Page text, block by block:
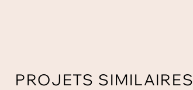
PROJETS SIMILAIRES